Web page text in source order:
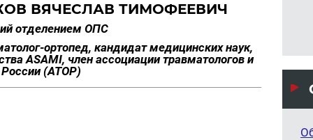
ВЯЧЕСЛАВ ТИМОФЕЕВИЧ
отделением ОПС
ортопед, кандидат медицинских наук,
ASAMI, член ассоциации травматологов и
России (АТОР)